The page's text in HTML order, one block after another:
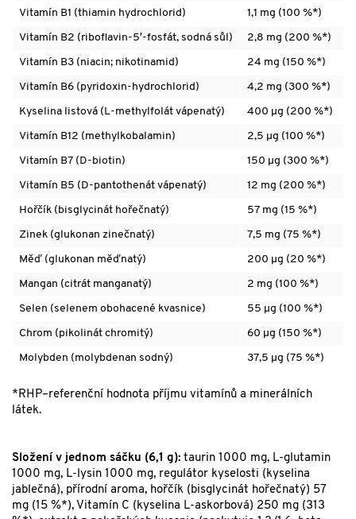
Vitamín B1 (thiamin hydrochlorid) 1,1 mg (100 %*)
Vitamín B2 (riboflavin-5′-fosfát, sodná sůl) 2,8 mg (200 %*)
Vitamín B3 (niacin; nikotinamid) 24 mg (150 %*)
Vitamín B6 (pyridoxin-hydrochlorid) 4,2 mg (300 %*)
Kyselina listová (L-methylfolát vápenatý) 400 µg (200 %*)
Vitamín B12 (methylkobalamin) 2,5 µg (100 %*)
Vitamín B7 (D-biotin) 150 µg (300 %*)
Vitamín B5 (D-pantothenát vápenatý) 12 mg (200 %*)
Hořčík (bisglycinát hořečnatý) 57 mg (15 %*)
Zinek (glukonan zinečnatý) 7,5 mg (75 %*)
Měď (glukonan měďnatý) 200 µg (20 %*)
Mangan (citrát manganatý) 2 mg (100 %*)
Selen (selenem obohacené kvasnice) 55 µg (100 %*)
Chrom (pikolinát chromitý) 60 µg (150 %*)
Molybden (molybdenan sodný) 37,5 µg (75 %*)
*RHP–referenční hodnota příjmu vitamínů a minerálních
látek.
Složení v jednom sáčku (6,1 g): taurin 1000 mg, L-glutamin
1000 mg, L-lysin 1000 mg, regulátor kyselosti (kyselina
jablečná), přírodní aroma, hořčík (bisglycinát hořečnatý) 57
mg (15 %*), Vitamín C (kyselina L-askorbová) 250 mg (313